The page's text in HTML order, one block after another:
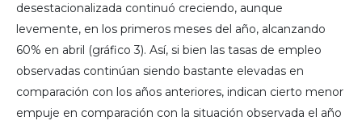
desestacionalizada continuó creciendo, aunque
levemente, en los primeros meses del año, alcanzando
60% en abril (gráfico 3). Así, si bien las tasas de empleo
observadas continúan siendo bastante elevadas en
comparación con los años anteriores, indican cierto menor
empuje en comparación con la situación observada el año